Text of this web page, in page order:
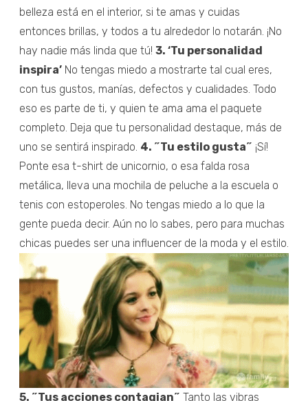
belleza está en el interior, si te amas y cuidas
entonces brillas, y todos a tu alrededor lo notarán. ¡No
hay nadie más linda que tú! 3. ‘Tu personalidad
inspira’ No tengas miedo a mostrarte tal cual eres,
con tus gustos, manías, defectos y cualidades. Todo
eso es parte de ti, y quien te ama ama el paquete
completo. Deja que tu personalidad destaque, más de
uno se sentirá inspirado. 4. ˝Tu estilo gusta˝ ¡Sí!
Ponte esa t-shirt de unicornio, o esa falda rosa
metálica, lleva una mochila de peluche a la escuela o
tenis con estoperoles. No tengas miedo a lo que la
gente pueda decir. Aún no lo sabes, pero para muchas
chicas puedes ser una influencer de la moda y el estilo.
5. ˝Tus acciones contagian˝ Tanto las vibras